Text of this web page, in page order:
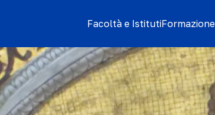
Facoltà e Istituti